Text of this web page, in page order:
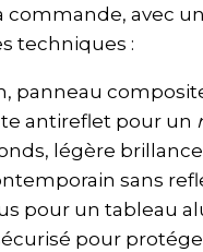
avec
techniques :
panneau
antireflet pour un
légère
sans
pour un tableau
pour